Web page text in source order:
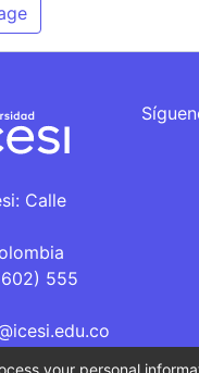
Calle
555
your personal